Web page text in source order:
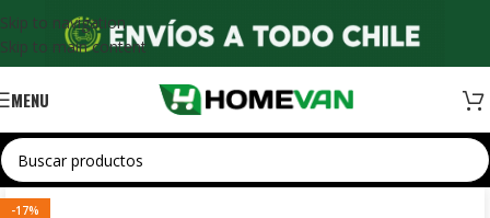
Skip to navigation
Skip to main content
MENU
-17%